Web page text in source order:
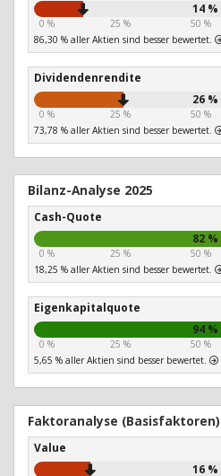
14 %
0 % 25 % 50 %
86,30 % aller Aktien sind besser bewertet.
Dividendenrendite
26 %
0 % 25 % 50 %
73,78 % aller Aktien sind besser bewertet.
Bilanz-Analyse 2025
Cash-Quote
82 %
0 % 25 % 50 %
18,25 % aller Aktien sind besser bewertet.
Eigenkapitalquote
94 %
0 % 25 % 50 %
5,65 % aller Aktien sind besser bewertet.
Faktoranalyse (Basisfaktoren)
Value
16 %